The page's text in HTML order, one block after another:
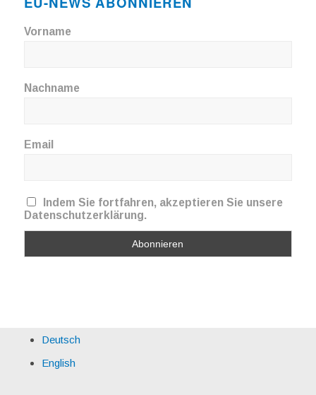
Vorname
Nachname
Email
Indem Sie fortfahren, akzeptieren Sie unsere
Datenschutzerklärung.
Deutsch
English